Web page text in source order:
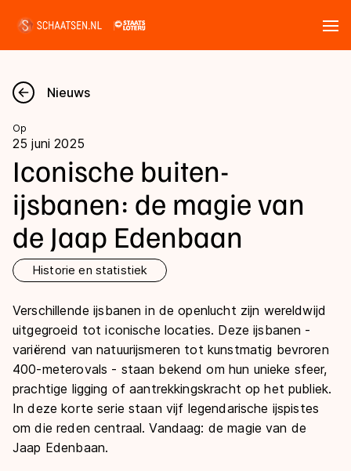
Nieuws
Kalender
Disciplines
Marathon
Langebaan
Inlineskaten
Kunstschaatsen
Schoonrijden
Natuurijs
Uitslagen
Shorttrack
Marathon
Inlineskaten
Kunstschaatsen
Tijden & historie
Ranglijsten Langebaan
Persoonlijke records & tijden
Historie & statistiek
De weg op
Inschrijven wedstrijden
Algemene Nederlandse Schaatstijd
Deze zomer de weg op
Schaatsfans
Alles voor jou als schaatsfan
Olympische Spelen
Nieuws
Op
25 juni 2025
Iconische buiten-
ijsbanen: de magie van
de Jaap Edenbaan
Historie en statistiek
Verschillende ijsbanen in de openlucht zijn wereldwijd
uitgegroeid tot iconische locaties. Deze ijsbanen -
variërend van natuurijsmeren tot kunstmatig bevroren
400-meterovals - staan bekend om hun unieke sfeer,
prachtige ligging of aantrekkingskracht op het publiek.
In deze korte serie staan vijf legendarische ijspistes
om die reden centraal. Vandaag: de magie van de
Jaap Edenbaan.